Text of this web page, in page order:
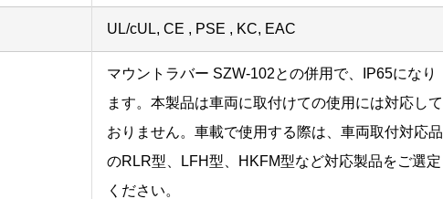
UL/cUL, CE , PSE , KC, EAC
マウントラバー SZW-102との併用で、IP65になり
ます。本製品は車両に取付けての使用には対応して
おりません。車載で使用する際は、車両取付対応品
のRLR型、LFH型、HKFM型など対応製品をご選定
ください。